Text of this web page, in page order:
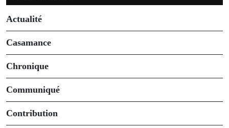
Actualité
Casamance
Chronique
Communiqué
Contribution